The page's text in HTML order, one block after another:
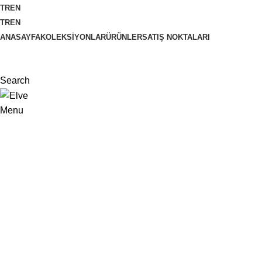
TREN
TREN
ANASAYFAKOLEKSIYONLARÜRÜNLERSATIŞ NOKTALARI
Search
Menu